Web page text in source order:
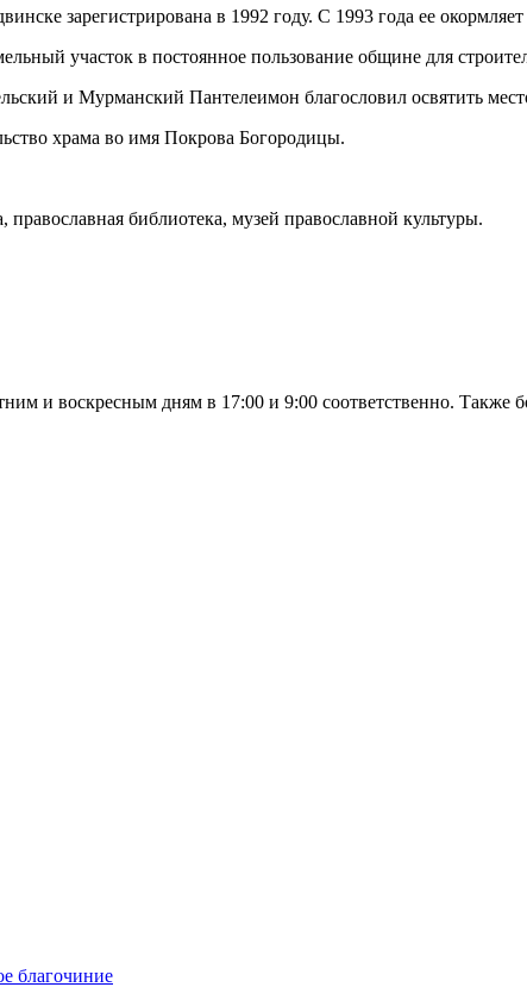
зарегистрирована в 1992 году. С 1993 года ее
участок в постоянное пользование общине для
и Мурманский Пантелеимон благословил освятить
храма во имя Покрова Богородицы.
православная библиотека, музей православной культуры.
и воскресным дням в 17:00 и 9:00 соответственно. Также
благочиние